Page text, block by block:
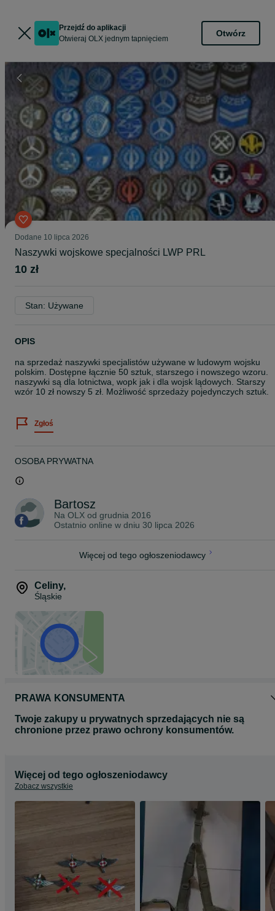
Przejdź do aplikacji
Otwieraj OLX jednym tapnięciem
Otwórz
Dodane 10 lipca 2026
Naszywki wojskowe specjalności LWP PRL
10 zł
Stan: Używane
OPIS
na sprzedaż naszywki specjalistów używane w ludowym wojsku
polskim. Dostępne łącznie 50 sztuk, starszego i nowszego wzoru.
naszywki są dla lotnictwa, wopk jak i dla wojsk lądowych. Starszy
wzór 10 zł nowszy 5 zł. Możliwość sprzedaży pojedynczych sztuk.
Zgłoś
OSOBA PRYWATNA
Bartosz
Na OLX od grudnia 2016
Ostatnio online w dniu 30 lipca 2026
Więcej od tego ogłoszeniodawcy
Celiny,
Śląskie
PRAWA KONSUMENTA
Twoje zakupy u prywatnych sprzedających nie są
chronione przez prawo ochrony konsumentów.
Więcej od tego ogłoszeniodawcy
Zobacz wszystkie